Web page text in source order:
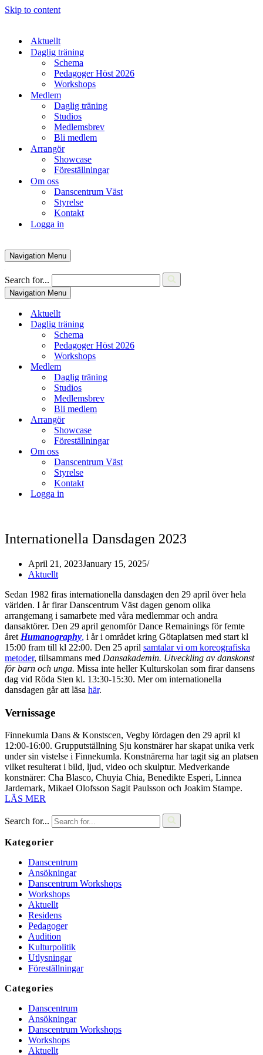
Skip to content
Aktuellt
Daglig träning
Schema
Pedagoger Höst 2026
Workshops
Medlem
Daglig träning
Studios
Medlemsbrev
Bli medlem
Arrangör
Showcase
Föreställningar
Om oss
Danscentrum Väst
Styrelse
Kontakt
Logga in
Navigation Menu
Search for...
Navigation Menu
Aktuellt
Daglig träning
Schema
Pedagoger Höst 2026
Workshops
Medlem
Daglig träning
Studios
Medlemsbrev
Bli medlem
Arrangör
Showcase
Föreställningar
Om oss
Danscentrum Väst
Styrelse
Kontakt
Logga in
Internationella Dansdagen 2023
April 21, 2023January 15, 2025
Aktuellt
Sedan 1982 firas internationella dansdagen den 29 april över hela
världen. I år firar Danscentrum Väst dagen genom olika
arrangemang i samarbete med våra medlemmar och andra
dansaktörer. Den 29 april genomför Dance Remainings för femte
året Humanography, i år i området kring Götaplatsen med start kl
15:00 fram till kl 22:00. Den 25 april samtalar vi om koreografiska
metoder, tillsammans med Dansakademin. Utveckling av danskonst
för barn och unga. Missa inte heller Kulturskolan som firar dansens
dag vid Röda Sten kl. 13:30-15:30. Mer om internationella
dansdagen går att läsa här.
Vernissage
Finnekumla Dans & Konstscen, Vegby lördagen den 29 april kl
12:00-16:00. Grupputställning Sju konstnärer har skapat unika verk
under sin vistelse i Finnekumla. Konstnärerna har tagit sig an platsen
vilket resulterat i bild, ljud, video och skulptur. Medverkande
konstnärer: Cha Blasco, Chuyia Chia, Benedikte Esperi, Linnea
Jardemark, Mikael Olofsson Sagit Paulsson och Joakim Stampe.
LÄS MER
Search for...
Kategorier
Danscentrum
Ansökningar
Danscentrum Workshops
Workshops
Aktuellt
Residens
Pedagoger
Audition
Kulturpolitik
Utlysningar
Föreställningar
Categories
Danscentrum
Ansökningar
Danscentrum Workshops
Workshops
Aktuellt